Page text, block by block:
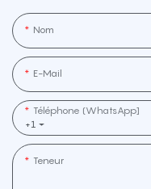
Nom
E-Mail
+1
Téléphone (WhatsApp]
Teneur